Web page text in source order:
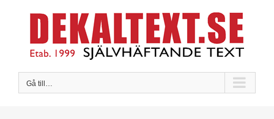
innehållet
Gå till…